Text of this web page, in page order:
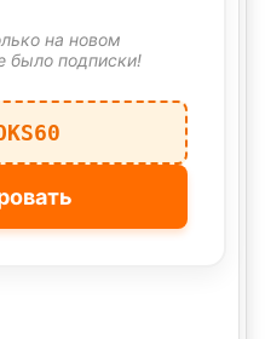
на новом
было подписки!